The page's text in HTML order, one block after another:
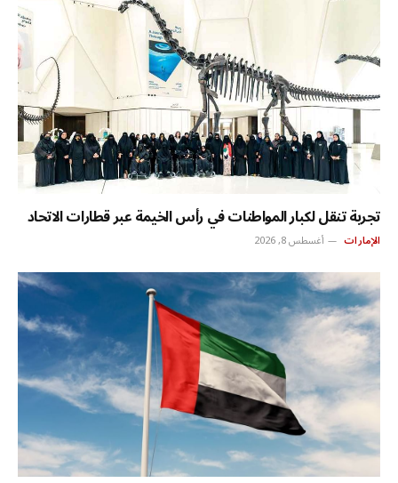
تجربة تنقل لكبار المواطنات في رأس الخيمة عبر قطارات الاتحاد
الإمارات أغسطس 8, 2026